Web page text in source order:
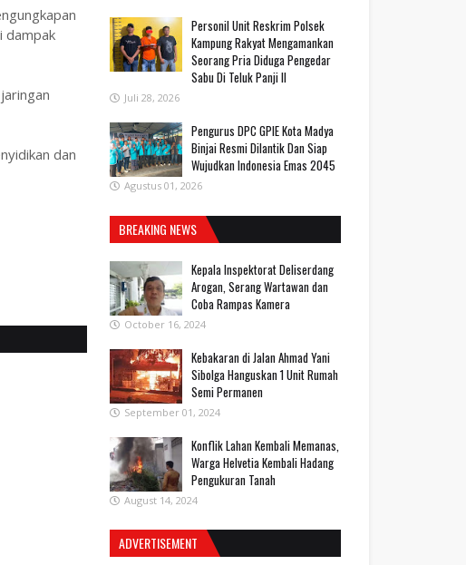
dampak
dan
Personil Unit Reskrim Polsek
Kampung Rakyat Mengamankan
Seorang Pria Diduga Pengedar
Sabu Di Teluk Panji II
Juli 28, 2026
Pengurus DPC GPIE Kota Madya
Binjai Resmi Dilantik Dan Siap
Wujudkan Indonesia Emas 2045
Agustus 01, 2026
BREAKING NEWS
Kepala Inspektorat Deliserdang
Arogan, Serang Wartawan dan
Coba Rampas Kamera
October 16, 2024
Kebakaran di Jalan Ahmad Yani
Sibolga Hanguskan 1 Unit Rumah
Semi Permanen
September 01, 2024
Konflik Lahan Kembali Memanas,
Warga Helvetia Kembali Hadang
Pengukuran Tanah
August 14, 2024
ADVERTISEMENT